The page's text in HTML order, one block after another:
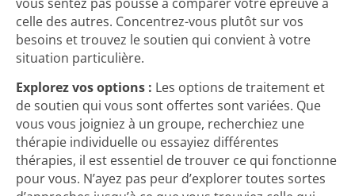
celle des autres. Concentrez-vous plutôt sur vos
besoins et trouvez le soutien qui convient à votre
situation particulière.
Explorez vos options : Les options de traitement et
de soutien qui vous sont offertes sont variées. Que
vous vous joigniez à un groupe, recherchiez une
thérapie individuelle ou essayiez différentes
thérapies, il est essentiel de trouver ce qui fonctionne
pour vous. N’ayez pas peur d’explorer toutes sortes